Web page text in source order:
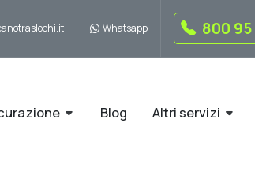
Whatsapp 800 95
Blog Altri servizi